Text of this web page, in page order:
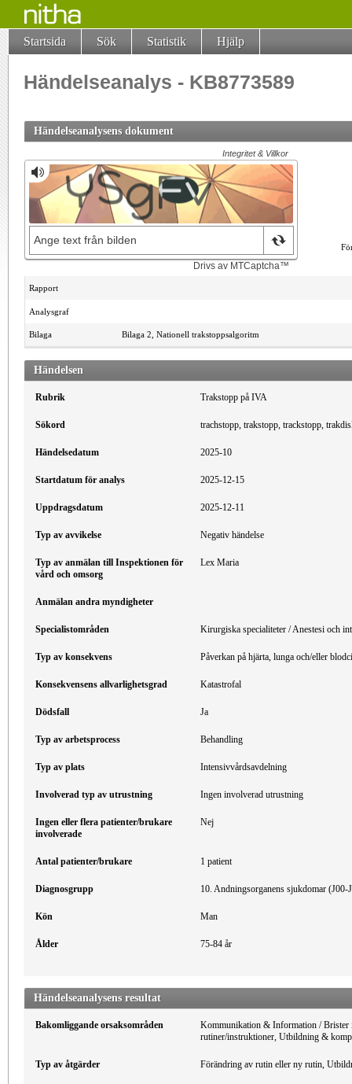
Startsida Sök Statistik Hjälp
Händelseanalys - KB8773589
Händelseanalysens dokument
Rapport
Analysgraf
Bilaga Bilaga 2, Nationell trakstoppsalgoritm
Händelsen
Rubrik Trakstopp på IVA
Sökord trachstopp, trakstopp, trackstopp,
Händelsedatum 2025-10
Startdatum för analys 2025-12-15
Uppdragsdatum 2025-12-11
Typ av avvikelse Negativ händelse
Typ av anmälan till Inspektionen för
vård och omsorg
Lex Maria
Anmälan andra myndigheter
Specialistområden Kirurgiska specialiteter / Anestesi och
Typ av konsekvens Påverkan på hjärta, lunga och/eller
Konsekvensens allvarlighetsgrad Katastrofal
Dödsfall Ja
Typ av arbetsprocess Behandling
Typ av plats Intensivvårdsavdelning
Involverad typ av utrustning Ingen involverad utrustning
Ingen eller flera patienter/brukare
involverade
Nej
Antal patienter/brukare 1 patient
Diagnosgrupp 10. Andningsorganens sjukdomar (J00-
Kön Man
Ålder 75-84 år
Händelseanalysens resultat
Bakomliggande orsaksområden
Kommunikation & Information / Brister
rutiner/instruktioner, Utbildning &
Typ av åtgärder Förändring av rutin eller ny rutin,